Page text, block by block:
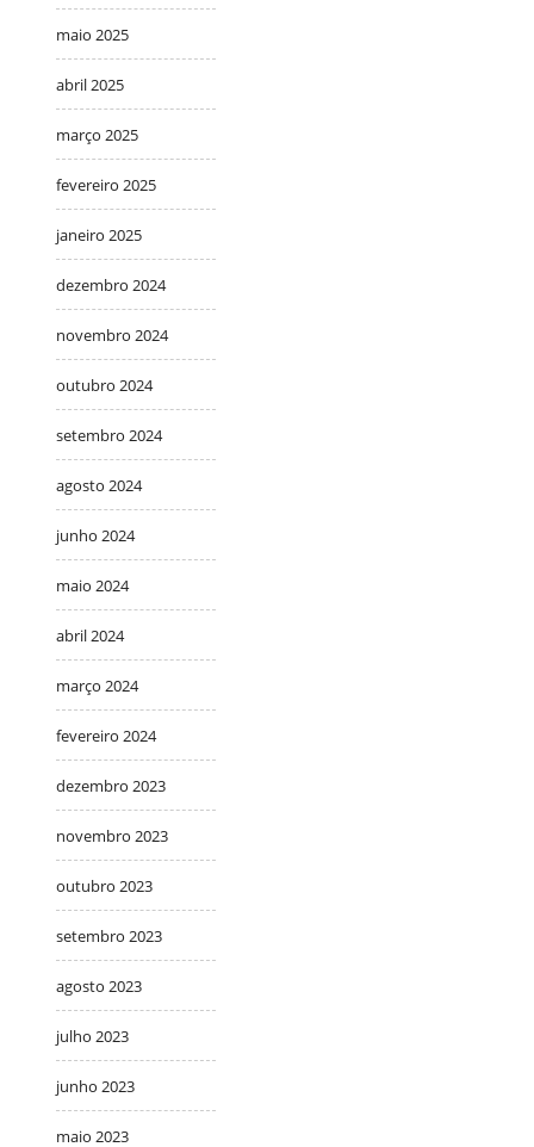
maio 2025
abril 2025
março 2025
fevereiro 2025
janeiro 2025
dezembro 2024
novembro 2024
outubro 2024
setembro 2024
agosto 2024
junho 2024
maio 2024
abril 2024
março 2024
fevereiro 2024
dezembro 2023
novembro 2023
outubro 2023
setembro 2023
agosto 2023
julho 2023
junho 2023
maio 2023